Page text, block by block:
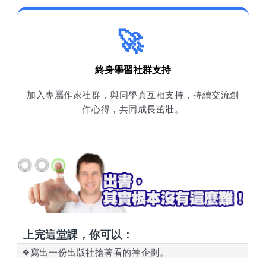
🚀
終身學習社群支持
加入專屬作家社群，與同學真互相支持，持續交流創
作心得，共同成長茁壯。
上完這堂課，你可以：
❖寫出一份出版社搶著看的神企劃。